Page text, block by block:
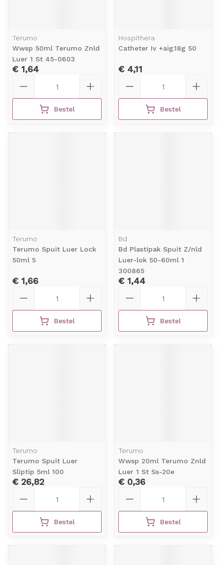
Terumo
Wwsp 50ml Terumo Znld
Luer 1 St 45-0603
€ 1,64
Bestel
Hospithera
Catheter Iv +aig.18g 50
€ 4,11
Bestel
Terumo
Terumo Spuit Luer Lock
50ml 5
€ 1,66
Bestel
Bd
Bd Plastipak Spuit Z/nld
Luer-lok 50-60ml 1
300865
€ 1,44
Bestel
Terumo
Terumo Spuit Luer
Sliptip 5ml 100
€ 26,82
Bestel
Terumo
Wwsp 20ml Terumo Znld
Luer 1 St Ss-20e
€ 0,36
Bestel